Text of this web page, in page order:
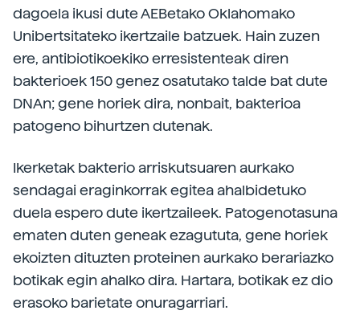
dagoela ikusi dute AEBetako Oklahomako
Unibertsitateko ikertzaile batzuek. Hain zuzen
ere, antibiotikoekiko erresistenteak diren
bakterioek 150 genez osatutako talde bat dute
DNAn; gene horiek dira, nonbait, bakterioa
patogeno bihurtzen dutenak.
Ikerketak bakterio arriskutsuaren aurkako
sendagai eraginkorrak egitea ahalbidetuko
duela espero dute ikertzaileek. Patogenotasuna
ematen duten geneak ezagututa, gene horiek
ekoizten dituzten proteinen aurkako berariazko
botikak egin ahalko dira. Hartara, botikak ez dio
erasoko barietate onuragarriari.